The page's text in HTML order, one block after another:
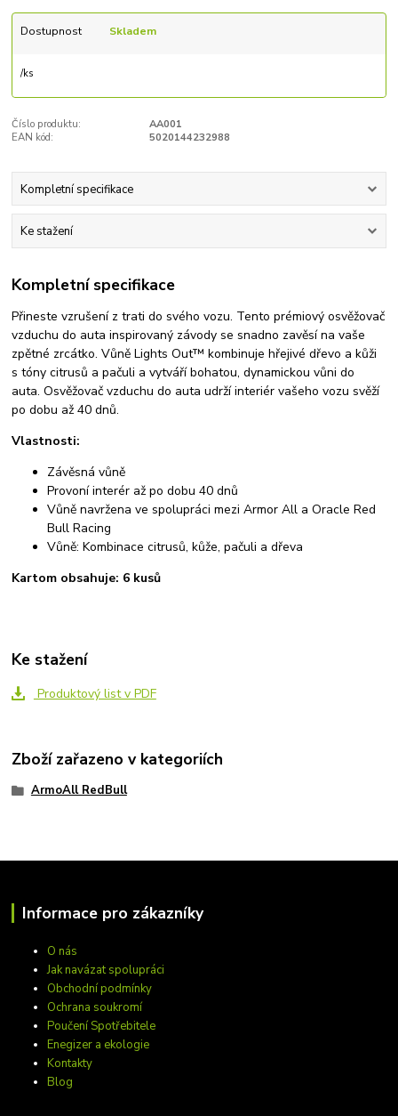
Dostupnost Skladem
/ks
Číslo produktu:
AA001
EAN kód:
5020144232988
Kompletní specifikace
Ke stažení
Kompletní specifikace
Přineste vzrušení z trati do svého vozu. Tento prémiový osvěžovač
vzduchu do auta inspirovaný závody se snadno zavěsí na vaše
zpětné zrcátko. Vůně Lights Out™ kombinuje hřejivé dřevo a kůži
s tóny citrusů a pačuli a vytváří bohatou, dynamickou vůni do
auta. Osvěžovač vzduchu do auta udrží interiér vašeho vozu svěží
po dobu až 40 dnů.
Vlastnosti:
Závěsná vůně
Provoní interér až po dobu 40 dnů
Vůně navržena ve spolupráci mezi Armor All a Oracle Red
Bull Racing
Vůně: Kombinace citrusů, kůže, pačuli a dřeva
Kartom obsahuje: 6 kusů
Ke stažení
Produktový list v PDF
Zboží zařazeno v kategoriích
ArmoAll RedBull
Informace pro zákazníky
O nás
Jak navázat spolupráci
Obchodní podmínky
Ochrana soukromí
Poučení Spotřebitele
Enegizer a ekologie
Kontakty
Blog